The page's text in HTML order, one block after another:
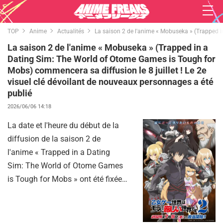
TOP Anime Actualités La saison 2 de l'anime « Mobuseka »
La saison 2 de l'anime « Mobuseka » (Trapped in a
Dating Sim: The World of Otome Games is Tough for
Mobs) commencera sa diffusion le 8 juillet ! Le 2e
visuel clé dévoilant de nouveaux personnages a été
publié
2026/06/06 14:18
La date et l'heure du début de la
diffusion de la saison 2 de
l'anime « Trapped in a Dating
Sim: The World of Otome Games
is Tough for Mobs » ont été fixées